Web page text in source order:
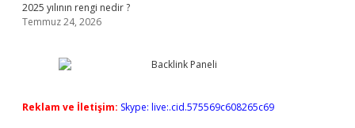
2025 yılının rengi nedir ?
Temmuz 24, 2026
Reklam ve İletişim: Skype: live:.cid.575569c608265c69